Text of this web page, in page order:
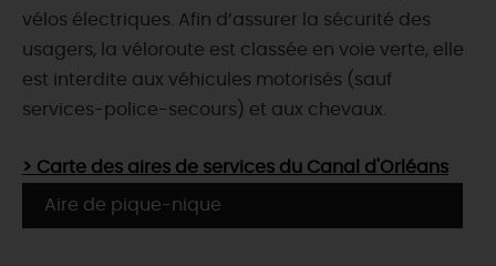
vélos électriques. Afin d’assurer la sécurité des
usagers, la véloroute est classée en voie verte, elle
est interdite aux véhicules motorisés (sauf
services-police-secours) et aux chevaux.
> Carte des aires de services du Canal d'Orléans
Aire de pique-nique